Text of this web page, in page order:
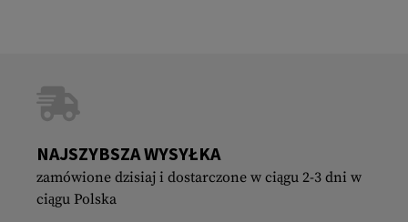
NAJSZYBSZA WYSYŁKA
zamówione dzisiaj i dostarczone w ciągu 2-3 dni w
ciągu Polska